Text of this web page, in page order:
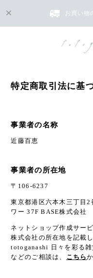
お買い物
特定商取引法に基
事業者の名称
近藤百恵
事業者の所在地
〒106-6237
東京都港区六本木三丁目
ワー 37F BASE株式会社
ネットショップ作成サー
株式会社の所在地を記載
totoganashi 日々を彩る
などのご相談は、 こちら